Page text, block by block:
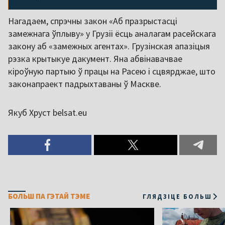
Нагадаем, спрэчны закон «Аб празрыстасці
замежнага ўплыву» у Грузіі ёсць аналагам расейскага
закону аб «замежных агентах». Грузінская апазіцыя
рэзка крытыкуе дакумент. Яна абвінавачвае
кіроўную партыю ў працы на Расею і сцвярджае, што
законапраект падрыхтаваны ў Маскве.
Якуб Хруст belsat.eu
БОЛЬШ ПА ГЭТАЙ ТЭМЕ ГЛЯДЗІЦЕ БОЛЬШ